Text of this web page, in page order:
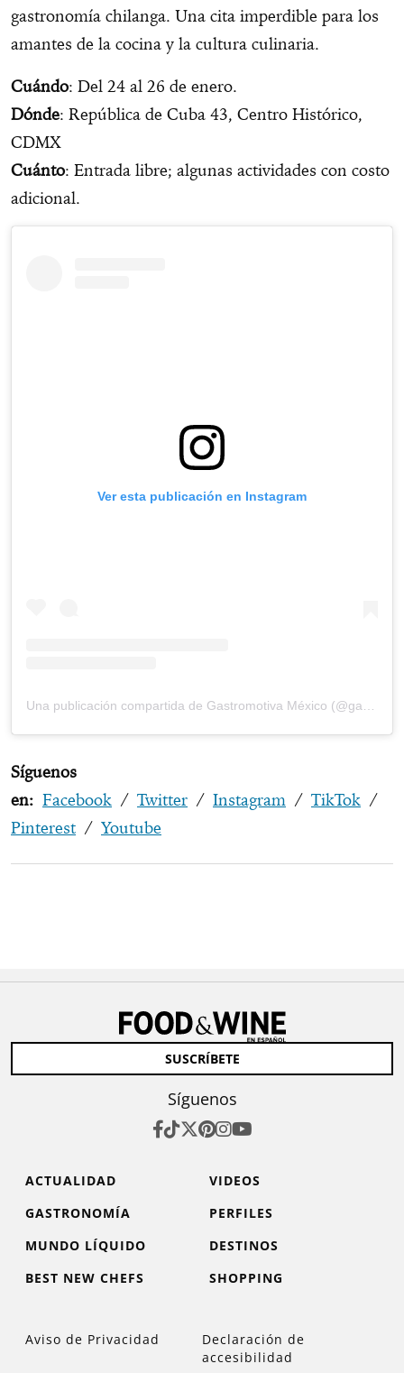
gastronomía chilanga. Una cita imperdible para los
amantes de la cocina y la cultura culinaria.
Cuándo: Del 24 al 26 de enero.
Dónde: República de Cuba 43, Centro Histórico,
CDMX
Cuánto: Entrada libre; algunas actividades con costo
adicional.
Ver esta publicación en Instagram
Una publicación compartida de Gastromotiva México (@gastromotivamexico)
Síguenos
en: Facebook / Twitter / Instagram / TikTok /
Pinterest / Youtube
SUSCRÍBETE
Síguenos
ACTUALIDAD
VIDEOS
GASTRONOMÍA
PERFILES
MUNDO LÍQUIDO
DESTINOS
BEST NEW CHEFS
SHOPPING
Aviso de Privacidad
Declaración de
accesibilidad